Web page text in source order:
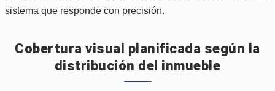
sistema que responde con precisión.
Cobertura visual planificada según la
distribución del inmueble